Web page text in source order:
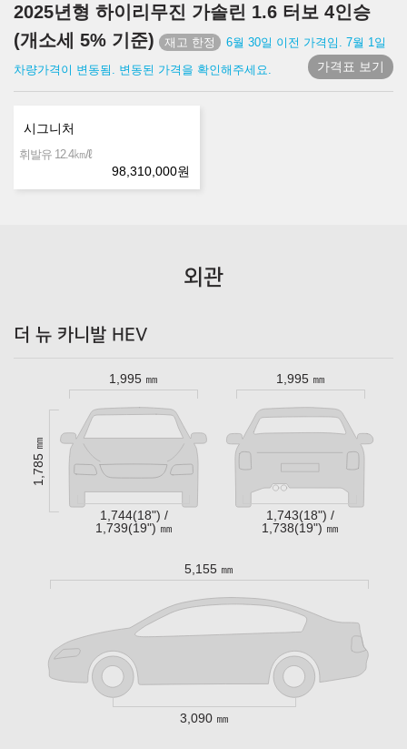
2025년형 하이리무진 가솔린 1.6 터보 4인승
(개소세 5% 기준)
6월 30일 이전 가격임. 7월 1일
차량가격이 변동됨. 변동된 가격을 확인해주세요.
가격표 보기
시그니처
휘발유 12.4㎞/ℓ
98,310,000원
외관
더 뉴 카니발 HEV
1,995 ㎜ 1,995 ㎜
1,785 ㎜
1,744(18") /
1,739(19") ㎜
1,743(18") /
1,738(19") ㎜
5,155 ㎜
3,090 ㎜